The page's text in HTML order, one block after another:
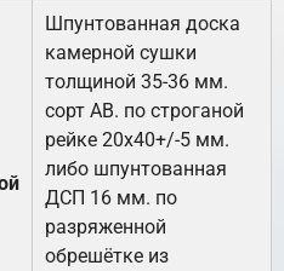
Шпунтованная доска
камерной сушки
толщиной 35-36 мм.
сорт АВ. по строганой
рейке 20х40+/-5 мм.
либо шпунтованная
ДСП 16 мм. по
разряженной
обрешётке из